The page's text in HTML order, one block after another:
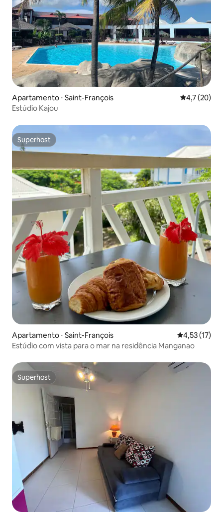
Apartamento ⋅ Saint-François 4,7 de uma
4,7 (20)
Estúdio Kajou
Superhost
Superhost
Apartamento ⋅ Saint-François 4,53 de uma
4,53 (17)
Estúdio com vista para o mar na residência Manganao
Superhost
Superhost